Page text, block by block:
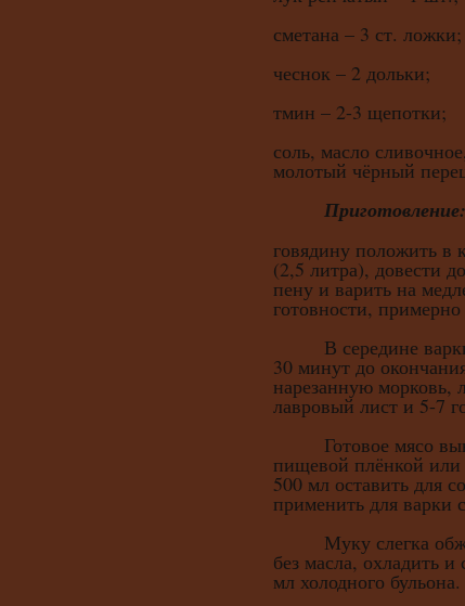
сметана – 3 ст. ложки;
чеснок – 2 дольки;
тмин – 2-3 щепотки;
соль, масло
молотый чёрный
Приготовление:
говядину положить в
(2,5 литра), довести
пену и варить на
готовности, примерно
В середине варки
30 минут до
нарезанную морковь,
лавровый лист и 5-7
Готовое мясо
пищевой плёнкой или
500 мл оставить для
применить для варки
Муку слегка
без масла, охладить
мл холодного бульона.